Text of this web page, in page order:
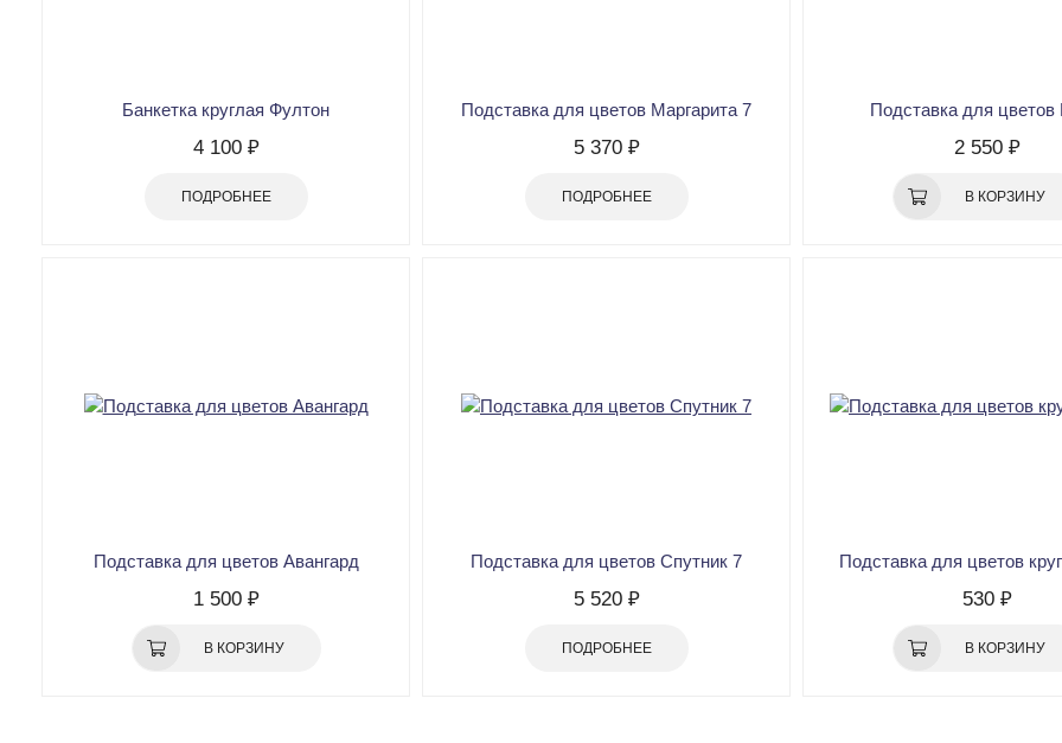
Банкетка круглая Фултон
4 100 ₽
ПОДРОБНЕЕ
Подставка для цветов Маргарита 7
5 370 ₽
ПОДРОБНЕЕ
Подставка для цветов
2 550 ₽
В КОРЗИНУ
Подставка для цветов Авангард
1 500 ₽
В КОРЗИНУ
Подставка для цветов Спутник 7
5 520 ₽
ПОДРОБНЕЕ
Подставка для цветов
530 ₽
В КОРЗИНУ